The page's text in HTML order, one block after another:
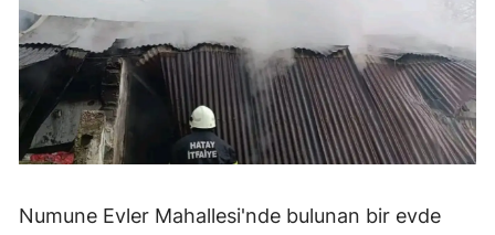
Numune Evler Mahallesi'nde bulunan bir evde